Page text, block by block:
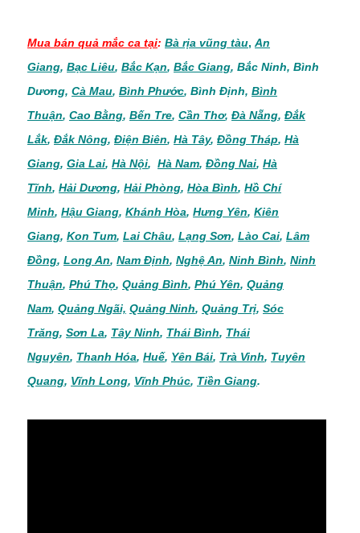
Mua bán quả mắc ca tại: Bà rịa vũng tàu, An
Giang, Bạc Liêu, Bắc Kạn, Bắc Giang, Bắc Ninh, Bình
Dương, Cà Mau, Bình Phước, Bình Định, Bình
Thuận, Cao Bằng, Bến Tre, Cần Thơ, Đà Nẵng, Đắk
Lắk, Đắk Nông, Điện Biên, Hà Tây, Đồng Tháp, Hà
Giang, Gia Lai, Hà Nội, Hà Nam, Đồng Nai, Hà
Tĩnh, Hải Dương, Hải Phòng, Hòa Bình, Hồ Chí
Minh, Hậu Giang, Khánh Hòa, Hưng Yên, Kiên
Giang, Kon Tum, Lai Châu, Lạng Sơn, Lào Cai, Lâm
Đồng, Long An, Nam Định, Nghệ An, Ninh Bình, Ninh
Thuận, Phú Thọ, Quảng Bình, Phú Yên, Quảng
Nam, Quảng Ngãi, Quảng Ninh, Quảng Trị, Sóc
Trăng, Sơn La, Tây Ninh, Thái Bình, Thái
Nguyên, Thanh Hóa, Huế, Yên Bái, Trà Vinh, Tuyên
Quang, Vĩnh Long, Vĩnh Phúc, Tiền Giang.